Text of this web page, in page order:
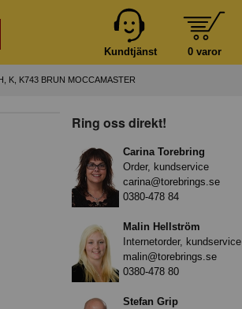
0 varor
Kundtjänst
K, K743 BRUN MOCCAMASTER
Ring oss direkt!
Carina Torebring
Order, kundservice
carina@torebrings.se
0380-478 84
Malin Hellström
Internetorder, kundservice
malin@torebrings.se
0380-478 80
Stefan Grip